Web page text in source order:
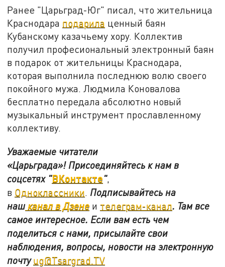
Ранее "Царьград-Юг" писал, что жительница
Краснодара подарила ценный баян
Кубанскому казачьему хору. Коллектив
получил професиональный электронный баян
в подарок от жительницы Краснодара,
которая выполнила последнюю волю своего
покойного мужа. Людмила Коновалова
бесплатно передала абсолютно новый
музыкальный инструмент прославленному
коллективу.
Уважаемые читатели
«Царьграда»! Присоединяйтесь к нам в
соцсетях "ВКонтакте",
в Одноклассники. Подписывайтесь на
нашканал в Дзене и телеграм-канал. Там все
самое интересное. Если вам есть чем
поделиться с нами, присылайте свои
наблюдения, вопросы, новости на электронную
почтуug@Tsargrad.TV